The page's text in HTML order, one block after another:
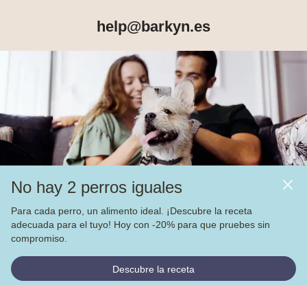
No hay 2 perros iguales
Para cada perro, un alimento ideal. ¡Descubre la receta
adecuada para el tuyo! Hoy con -20% para que pruebes sin
compromiso.
Descubre la receta
help@barkyn.es
Productos
Sobre Barkyn
Otros links
Piensos
2022